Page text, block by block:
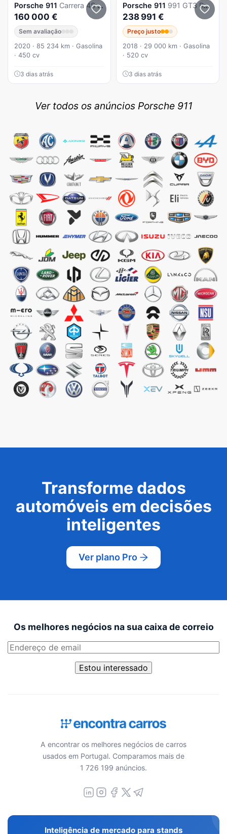
Porsche 911 Carrera 4S Cabriolet PDK
160 000 €
Sem avaliação
2020 · 85 234 km · Gasolina
· 450 cv
3 dias atrás
Porsche 911 991 GT3 RS PDK
238 991 €
Preço justo
2018 · 29 000 km · Gasolina
· 520 cv
3 dias atrás
Ver todos os anúncios Porsche 911
Transforme dados
automóveis em decisões
inteligentes
Ver plano Pro
Os melhores negócios na sua caixa de correio
Estou interessado
A encontrar os melhores negócios de carros
usados em Portugal. Comparamos mais de
1 726 199 anúncios.
Inteligência de mercado para stands